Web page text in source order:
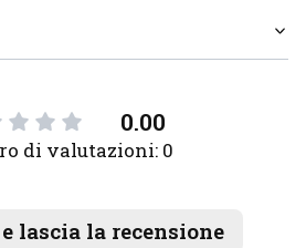
0.00
di valutazioni: 0
lascia la recensione